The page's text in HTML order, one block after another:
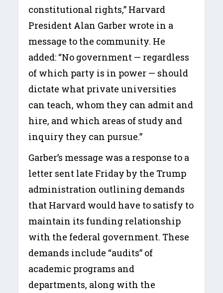
constitutional rights,” Harvard
President Alan Garber wrote in a
message to the community. He
added: “No government — regardless
of which party is in power — should
dictate what private universities
can teach, whom they can admit and
hire, and which areas of study and
inquiry they can pursue.”
Garber’s message was a response to a
letter sent late Friday by the Trump
administration outlining demands
that Harvard would have to satisfy to
maintain its funding relationship
with the federal government. These
demands include “audits” of
academic programs and
departments, along with the